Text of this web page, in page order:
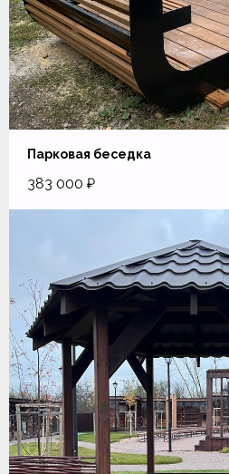
Парковая беседка
383 000 ₽